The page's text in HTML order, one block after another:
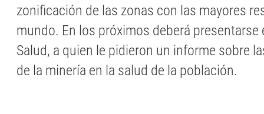
zonificación de las zonas con las mayores
mundo. En los próximos deberá
Salud, a quien le pidieron un informe sobre
de la minería en la salud de la población.